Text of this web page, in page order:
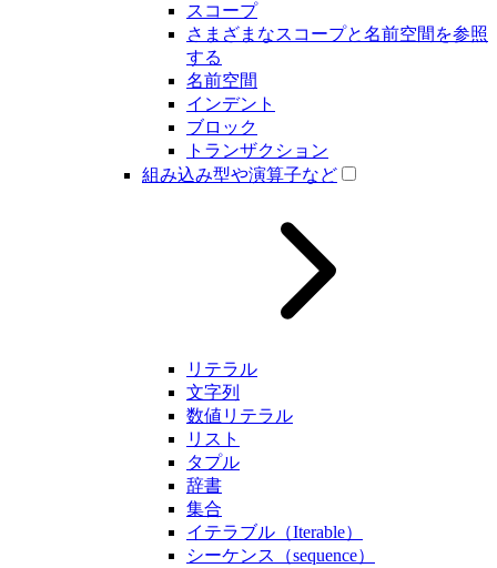
スコープ
さまざまなスコープと名前空間を参照
する
名前空間
インデント
ブロック
トランザクション
組み込み型や演算子など
リテラル
文字列
数値リテラル
リスト
タプル
辞書
集合
イテラブル（Iterable）
シーケンス（sequence）